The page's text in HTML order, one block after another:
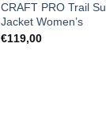
CRAFT PRO Trail
Jacket Women’s
€119,00